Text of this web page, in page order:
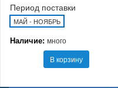
Период поставки
МАЙ - НОЯБРЬ
Наличие: много
В корзину